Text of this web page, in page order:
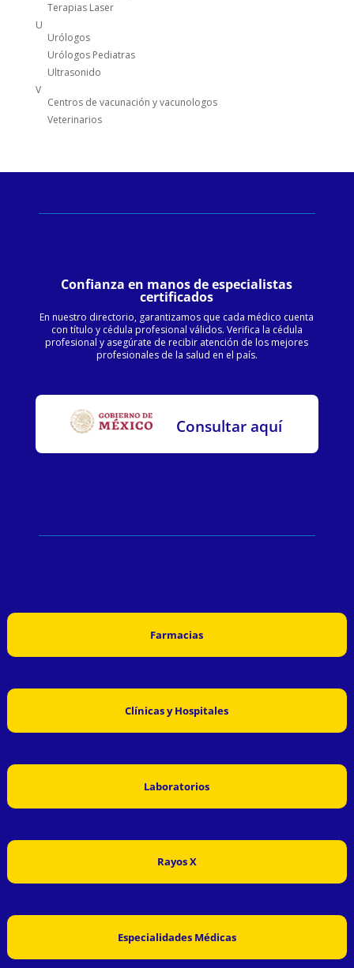
Terapias Laser
U
Urólogos
Urólogos Pediatras
Ultrasonido
V
Centros de vacunación y vacunologos
Veterinarios
Confianza en manos de especialistas
certificados
En nuestro directorio, garantizamos que cada médico cuenta
con título y cédula profesional válidos. Verifica la cédula
profesional y asegúrate de recibir atención de los mejores
profesionales de la salud en el país.
Consultar aquí
Farmacias
Clínicas y Hospitales
Laboratorios
Rayos X
Especialidades Médicas